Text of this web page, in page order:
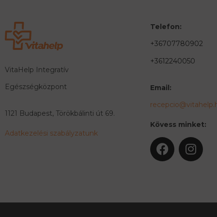
VitaHelp Integratív
Egészségközpont
1121 Budapest, Törökbálinti út 69.
Adatkezelési szabályzatunk
Telefon:
+36707780902
+3612240050
Email:
Kövess minket: